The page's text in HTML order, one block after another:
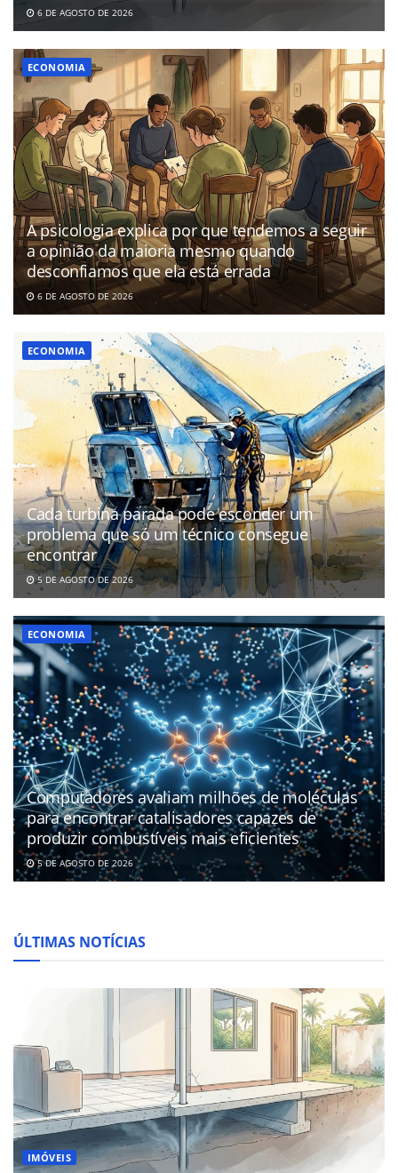
6 DE AGOSTO DE 2026
ECONOMIA
A psicologia explica por que tendemos a seguir
a opinião da maioria mesmo quando
desconfiamos que ela está errada
6 DE AGOSTO DE 2026
ECONOMIA
Cada turbina parada pode esconder um
problema que só um técnico consegue
encontrar
5 DE AGOSTO DE 2026
ECONOMIA
Computadores avaliam milhões de moléculas
para encontrar catalisadores capazes de
produzir combustíveis mais eficientes
5 DE AGOSTO DE 2026
ÚLTIMAS NOTÍCIAS
IMÓVEIS